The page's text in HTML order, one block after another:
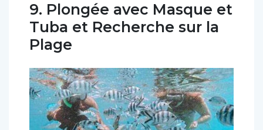
9. Plongée avec Masque et
Tuba et Recherche sur la
Plage